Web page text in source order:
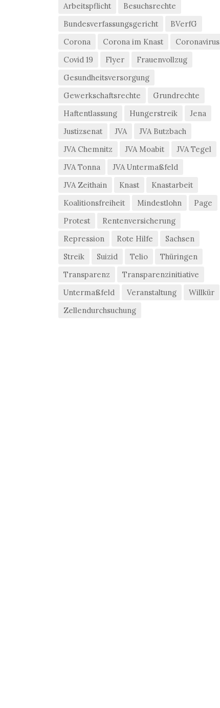
Arbeitspflicht
Besuchsrechte
Bundesverfassungsgericht
BVerfG
Corona
Corona im Knast
Coronavirus
Covid 19
Flyer
Frauenvollzug
Gesundheitsversorgung
Gewerkschaftsrechte
Grundrechte
Haftentlassung
Hungerstreik
Jena
Justizsenat
JVA
JVA Butzbach
JVA Chemnitz
JVA Moabit
JVA Tegel
JVA Tonna
JVA Untermaßfeld
JVA Zeithain
Knast
Knastarbeit
Koalitionsfreiheit
Mindestlohn
Page
Protest
Rentenversicherung
Repression
Rote Hilfe
Sachsen
Streik
Suizid Telio
Thüringen
Transparenz
Transparenzinitiative
Untermaßfeld
Veranstaltung
Willkür
Zellendurchsuchung